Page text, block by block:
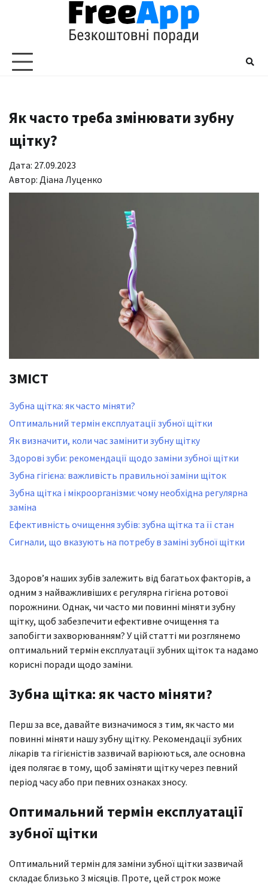
Як часто треба змінювати зубну
щітку?
Дата: 27.09.2023
Автор: Діана Луценко
ЗМІСТ
Зубна щітка: як часто міняти?
Оптимальний термін експлуатації зубної щітки
Як визначити, коли час замінити зубну щітку
Здорові зуби: рекомендації щодо заміни зубної щітки
Зубна гігієна: важливість правильної заміни щіток
Зубна щітка і мікроорганізми: чому необхідна регулярна
заміна
Ефективність очищення зубів: зубна щітка та її стан
Сигнали, що вказують на потребу в заміні зубної щітки
Здоров’я наших зубів залежить від багатьох факторів, а
одним з найважливіших є регулярна гігієна ротової
порожнини. Однак, чи часто ми повинні міняти зубну
щітку, щоб забезпечити ефективне очищення та
запобігти захворюванням? У цій статті ми розглянемо
оптимальний термін експлуатації зубних щіток та надамо
корисні поради щодо заміни.
Зубна щітка: як часто міняти?
Перш за все, давайте визначимося з тим, як часто ми
повинні міняти нашу зубну щітку. Рекомендації зубних
лікарів та гігієністів зазвичай варіюються, але основна
ідея полягає в тому, щоб заміняти щітку через певний
період часу або при певних ознаках зносу.
Оптимальний термін експлуатації
зубної щітки
Оптимальний термін для заміни зубної щітки зазвичай
складає близько 3 місяців. Проте, цей строк може